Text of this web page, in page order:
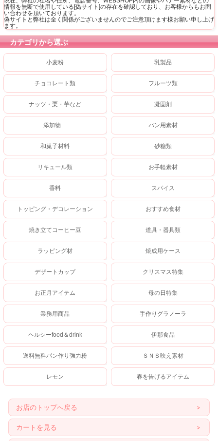
情報を無断で使用している[偽サイト]の存在を確認しており、お客様からもお問
い合わせを頂いております。
偽サイトと弊社は全く関係がございませんのでご注意頂けます様お願い申し上げ
ます。
カテゴリから選ぶ
小麦粉 乳製品
チョコレート類 フルーツ類
ナッツ・栗・芋など 凝固剤
添加物 パン用素材
和菓子材料 砂糖類
リキュール類 お手軽素材
香料 スパイス
トッピング・デコレーション おすすめ食材
焼き立てコーヒー豆 道具・器具類
ラッピング材 焼成用ケース
デザートカップ クリスマス特集
お正月アイテム 母の日特集
業務用商品 手作りグラノーラ
ヘルシーfood＆drink 伊那食品
送料無料パン作り強力粉 ＳＮＳ映え素材
レモン 春を告げるアイテム
お店のトップへ戻る
カートを見る